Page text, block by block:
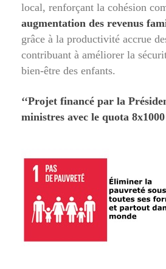
local, renforçant la cohésion
augmentation des revenus
grâce à la productivité accrue
contribuant à améliorer la
bien-être des enfants.
‘‘Projet financé par la
ministres avec le quota